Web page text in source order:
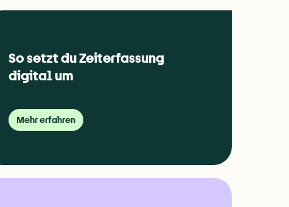
So setzt du Zeiterfassung
digital um
Mehr erfahren